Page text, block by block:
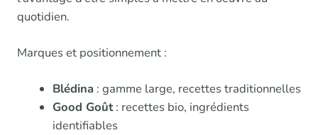
quotidien.
Marques et positionnement :
Blédina : gamme large, recettes traditionnelles
Good Goût: recettes bio, ingrédients
identifiables